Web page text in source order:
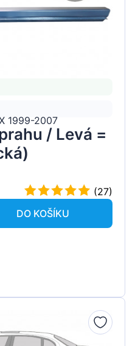
1999-2007
/ Levá =
(27)
DO KOŠÍKU